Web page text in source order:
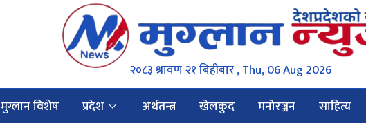
२०८३ श्रावण २१ बिहीबार , Thu, 06 Aug 2026
मुग्लान विशेष प्रदेश अर्थतन्त्र खेलकुद मनोरञ्जन साहित्य